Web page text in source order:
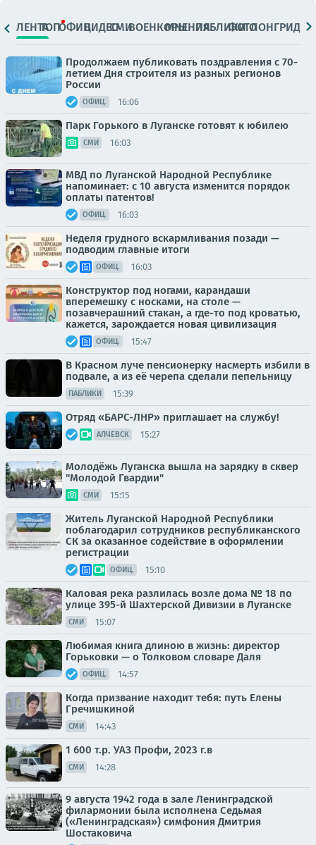
ЛЕНТАТОПОФИЦ.ВИДЕОСМИВОЕНКОРЫМНЕНИЯПАБЛИКИ
ФОТОЛОНГРИДЫ
Продолжаем публиковать поздравления с 70-
летием Дня строителя из разных регионов
России
ОФИЦ. 16:06
Парк Горького в Луганске готовят к юбилею
СМИ 16:03
МВД по Луганской Народной Республике
напоминает: с 10 августа изменится порядок
оплаты патентов!
ОФИЦ. 16:03
Неделя грудного вскармливания позади —
подводим главные итоги
ОФИЦ. 16:03
Конструктор под ногами, карандаши
вперемешку с носками, на столе —
позавчерашний стакан, а где-то под кроватью,
кажется, зарождается новая цивилизация
ОФИЦ. 15:47
В Красном луче пенсионерку насмерть избили в
подвале, а из её черепа сделали пепельницу
ПАБЛИКИ 15:39
Отряд «БАРС-ЛНР» приглашает на службу!
АЛЧЕВСК 15:27
Молодёжь Луганска вышла на зарядку в сквер
"Молодой Гвардии"
СМИ 15:15
Житель Луганской Народной Республики
поблагодарил сотрудников республиканского
СК за оказанное содействие в оформлении
регистрации
ОФИЦ. 15:10
Каловая река разлилась возле дома № 18 по
улице 395-й Шахтерской Дивизии в Луганске
СМИ 15:07
Любимая книга длиною в жизнь: директор
Горьковки — о Толковом словаре Даля
ОФИЦ. 14:57
Когда призвание находит тебя: путь Елены
Гречишкиной
СМИ 14:43
1 600 т.р. УАЗ Профи, 2023 г.в
СМИ 14:28
9 августа 1942 года в зале Ленинградской
филармонии была исполнена Седьмая
(«Ленинградская») симфония Дмитрия
Шостаковича